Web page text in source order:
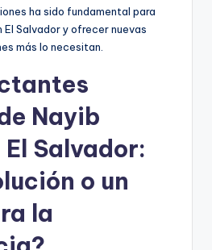
ha sido fundamental para
Salvador y ofrecer nuevas
más lo necesitan.
Nayib
El Salvador:
o un
la